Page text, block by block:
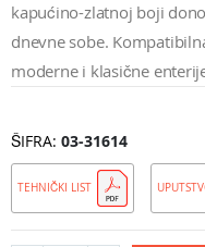
kapućino-zlatnoj boji
dnevne sobe.
moderne i klasične
ŠIFRA 03-31614
TEHNIČKI LIST